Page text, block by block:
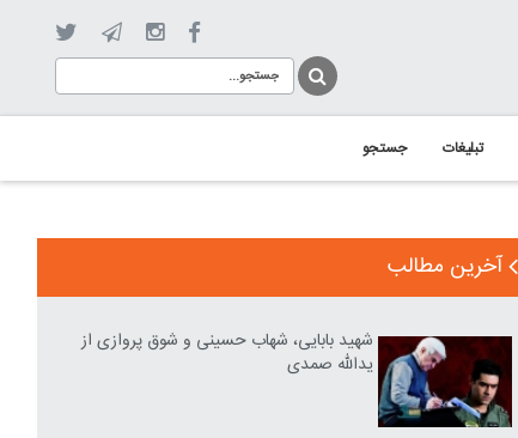
تبلیغات جستجو
آخرین مطالب
شهید بابایی، شهاب حسینی و شوق پروازی از
یدالله صمدی